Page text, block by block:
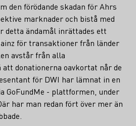
den förödande skadan för Ahrs
marknader och bistå med
detta ändamål inrättades ett
för transaktioner från länder
avstår från alla
donationerna oavkortat når de
för DWI har lämnat in en
GoFundMe - plattformen, under
har man redan fört över mer än